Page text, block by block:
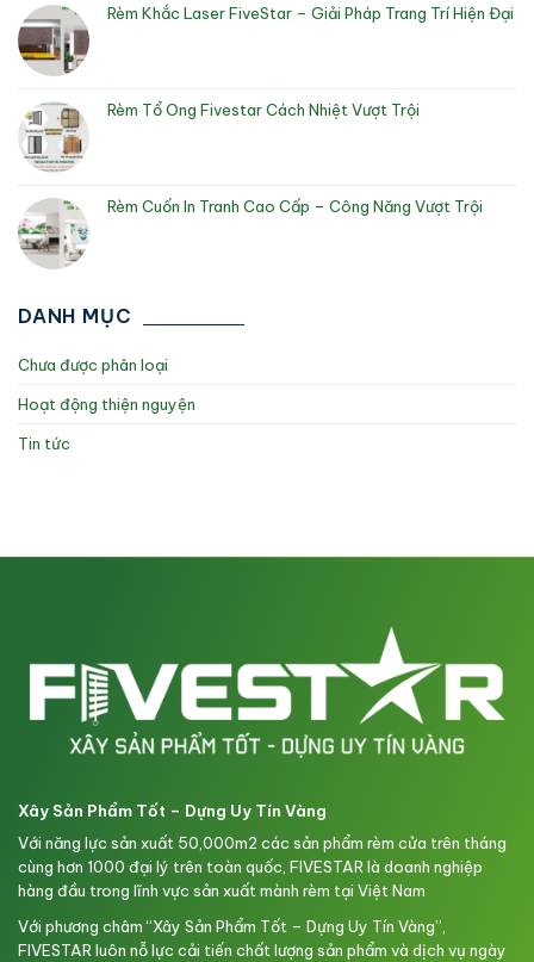
Rèm Khắc Laser FiveStar – Giải Pháp Trang Trí Hiện Đại
Rèm Tổ Ong Fivestar Cách Nhiệt Vượt Trội
Rèm Cuốn In Tranh Cao Cấp – Công Năng Vượt Trội
DANH MỤC
Chưa được phân loại
Hoạt động thiện nguyện
Tin tức
Xây Sản Phẩm Tốt – Dựng Uy Tín Vàng
Với năng lực sản xuất 50,000m2 các sản phẩm rèm cửa trên tháng
cùng hơn 1000 đại lý trên toàn quốc, FIVESTAR là doanh nghiệp
hàng đầu trong lĩnh vực sản xuất mành rèm tại Việt Nam
Với phương châm “Xây Sản Phẩm Tốt – Dựng Uy Tín Vàng”,
FIVESTAR luôn nỗ lực cải tiến chất lượng sản phẩm và dịch vụ ngày